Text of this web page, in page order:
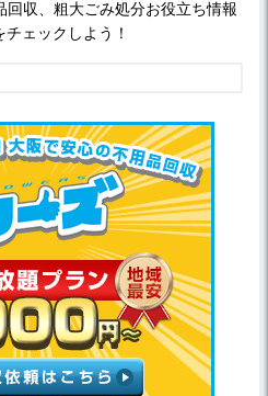
回収、粗大ごみ処分お役立ち情報
チェックしよう！